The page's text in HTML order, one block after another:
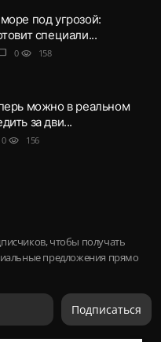
под угрозой:
специали...
0 visibility 158
можно в реальном
за дви...
0 visibility 156
чтобы получать
предложения прямо
Подписаться